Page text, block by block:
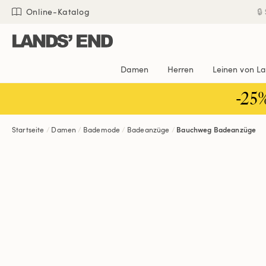
Direkt
Inhalt
Direkt
Navigation
Direkt
Suche
Online-Katalog
Damen Herren Leinen von
-
Startseite Damen Bademode Badeanzüge Bauchweg Badeanzüge